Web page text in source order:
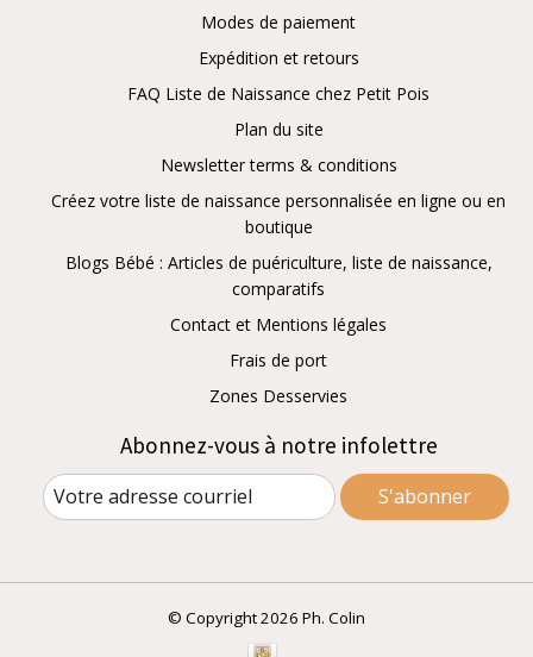
Modes de paiement
Expédition et retours
FAQ Liste de Naissance chez Petit Pois
Plan du site
Newsletter terms & conditions
Créez votre liste de naissance personnalisée en ligne ou en
boutique
Blogs Bébé : Articles de puériculture, liste de naissance,
comparatifs
Contact et Mentions légales
Frais de port
Zones Desservies
Abonnez-vous à notre infolettre
S'abonner
© Copyright 2026 Ph. Colin